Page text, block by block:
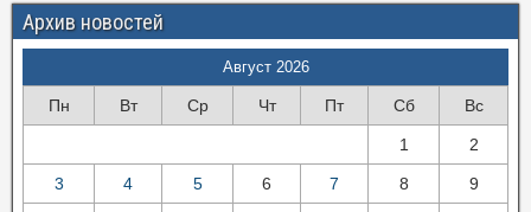
Архив новостей
Август 2026
Пн Вт Ср Чт Пт Сб Вс
1 2
3 4 5 6 7 8 9